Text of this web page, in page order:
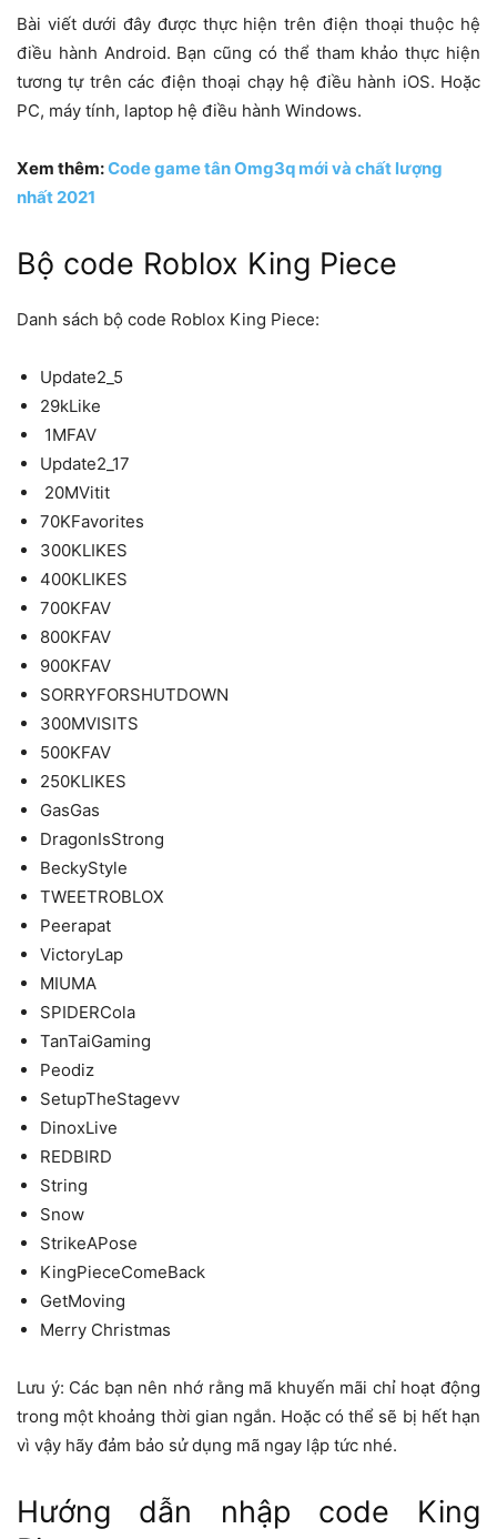
Bài viết dưới đây được thực hiện trên điện thoại thuộc hệ
điều hành Android. Bạn cũng có thể tham khảo thực hiện
tương tự trên các điện thoại chạy hệ điều hành iOS. Hoặc
PC, máy tính, laptop hệ điều hành Windows.
Xem thêm:Code game tân Omg3q mới và chất lượng
nhất 2021
Bộ code Roblox King Piece
Danh sách bộ code Roblox King Piece:
Update2_5
29kLike
1MFAV
Update2_17
20MVitit
70KFavorites
300KLIKES
400KLIKES
700KFAV
800KFAV
900KFAV
SORRYFORSHUTDOWN
300MVISITS
500KFAV
250KLIKES
GasGas
DragonIsStrong
BeckyStyle
TWEETROBLOX
Peerapat
VictoryLap
MIUMA
SPIDERCola
TanTaiGaming
Peodiz
SetupTheStagevv
DinoxLive
REDBIRD
String
Snow
StrikeAPose
KingPieceComeBack
GetMoving
Merry Christmas
Lưu ý: Các bạn nên nhớ rằng mã khuyến mãi chỉ hoạt động
trong một khoảng thời gian ngắn. Hoặc có thể sẽ bị hết hạn
vì vậy hãy đảm bảo sử dụng mã ngay lập tức nhé.
Hướng dẫn nhập code King